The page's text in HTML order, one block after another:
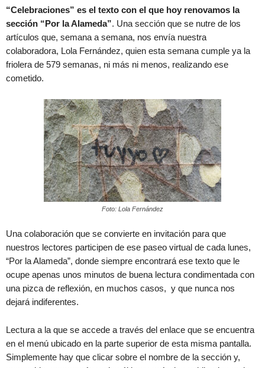
“Celebraciones” es el texto con el que hoy renovamos la
sección “Por la Alameda”. Una sección que se nutre de los
artículos que, semana a semana, nos envía nuestra
colaboradora, Lola Fernández, quien esta semana cumple ya la
friolera de 579 semanas, ni más ni menos, realizando ese
cometido.
Foto: Lola Fernández
Una colaboración que se convierte en invitación para que
nuestros lectores participen de ese paseo virtual de cada lunes,
“Por la Alameda”, donde siempre encontrará ese texto que le
ocupe apenas unos minutos de buena lectura condimentada con
una pizca de reflexión, en muchos casos, y que nunca nos
dejará indiferentes.
Lectura a la que se accede a través del enlace que se encuentra
en el menú ubicado en la parte superior de esta misma pantalla.
Simplemente hay que clicar sobre el nombre de la sección y,